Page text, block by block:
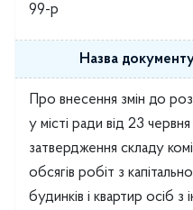
Проєкти рішень
99-р
Назва
Про внесення змін до
у місті ради від 23
затвердження складу
обсягів робіт з
будинків і квартир осіб з